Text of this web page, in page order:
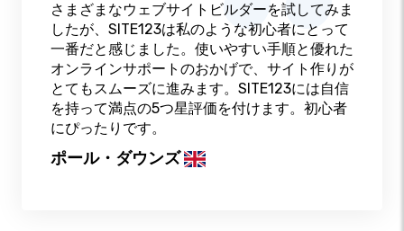
さまざまなウェブサイトビルダーを試してみま
したが、SITE123は私のような初心者にとって
一番だと感じました。使いやすい手順と優れた
オンラインサポートのおかげで、サイト作りが
とてもスムーズに進みます。SITE123には自信
を持って満点の5つ星評価を付けます。初心者
にぴったりです。
ポール・ダウンズ